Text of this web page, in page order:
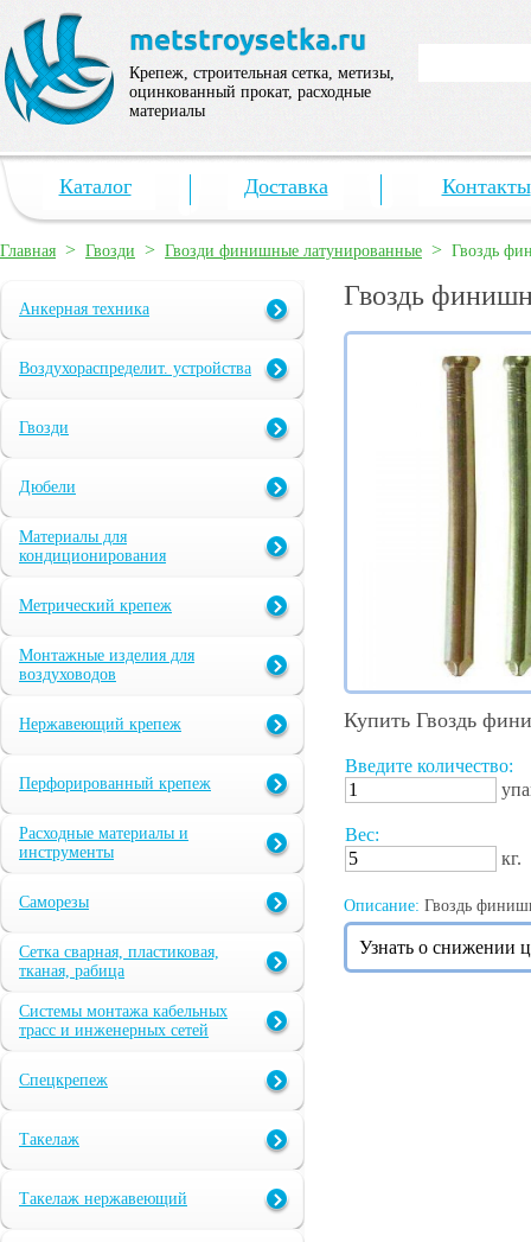
Крепеж, строительная сетка, метизы,
оцинкованный прокат, расходные
материалы
Каталог Доставка Контакты
Главная > Гвозди > Гвозди финишные латунированные > Гвоздь
Анкерная техника
Воздухораспределит. устройства
Гвозди
Дюбели
Материалы для
кондиционирования
Метрический крепеж
Монтажные изделия для
воздуховодов
Нержавеющий крепеж
Перфорированный крепеж
Расходные материалы и
инструменты
Саморезы
Сетка сварная, пластиковая,
тканая, рабица
Системы монтажа кабельных
трасс и инженерных сетей
Спецкрепеж
Такелаж
Такелаж нержавеющий
Гвоздь
Купить Гвоздь
Введите количество:
Вес:
кг.
Описание: Гвоздь
Узнать о снижении